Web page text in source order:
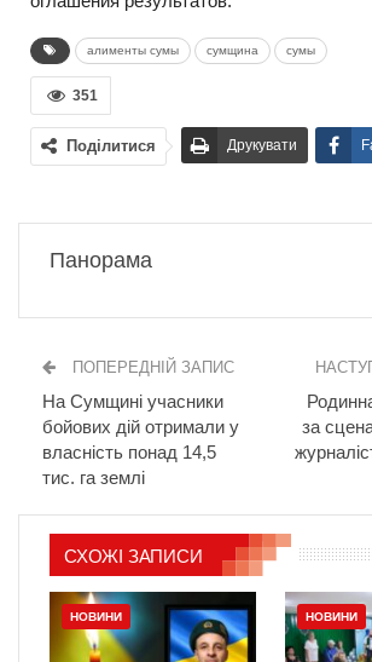
алименты сумы сумщина сумы
351
Поділитися Друкувати
Панорама
ПОПЕРЕДНІЙ ЗАПИС
На Сумщині учасники
бойових дій отримали у
власність понад 14,5
тис. га землі
за
СХОЖІ ЗАПИСИ
НОВИНИ НОВИНИ